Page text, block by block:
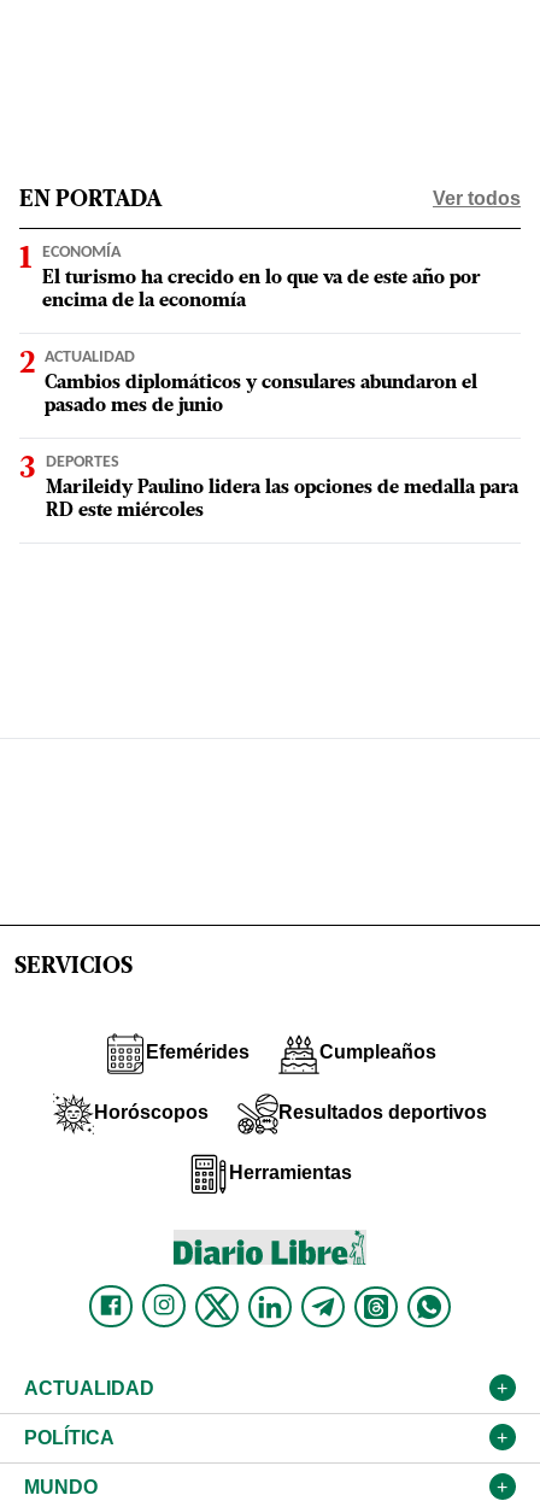
EN PORTADA Ver todos
ECONOMÍA
El turismo ha crecido en lo que va de este año por
encima de la economía
ACTUALIDAD
Cambios diplomáticos y consulares abundaron el
pasado mes de junio
DEPORTES
Marileidy Paulino lidera las opciones de medalla para
RD este miércoles
SERVICIOS
Efemérides Cumpleaños
Horóscopos Resultados deportivos
Herramientas
ACTUALIDAD
Nacional
Ciudad
POLÍTICA
Partidos
MUNDO